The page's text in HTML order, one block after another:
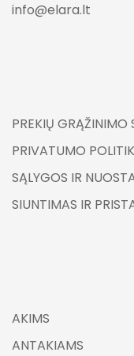
info@elara.lt
PREKIŲ GRĄŽINIMO
PRIVATUMO
SĄLYGOS IR
SIUNTIMAS IR
AKIMS
ANTAKIAMS